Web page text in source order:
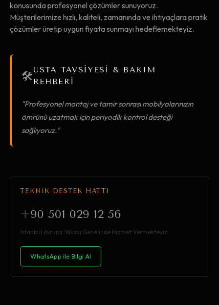
konusunda profesyonel çözümler sunuyoruz.
Müşterilerimize hızlı, kaliteli, zamanında ve ihtiyaçlara pratik
çözümler üretip uygun fiyata sunmayı hedeflemekteyiz.
🛠️USTA TAVSİYESİ & BAKIM
REHBERİ
"Profesyonel montaj ve tamir sonrası mobilyalarınızın
ömrünü uzatmak için periyodik kontrol desteği
sağlıyoruz."
TEKNİK DESTEK HATTI
+90 501 029 12 56
İstanbul Avrupa Yakası Genelinde Hizmet Vermekteyiz.
WhatsApp ile Bilgi Al